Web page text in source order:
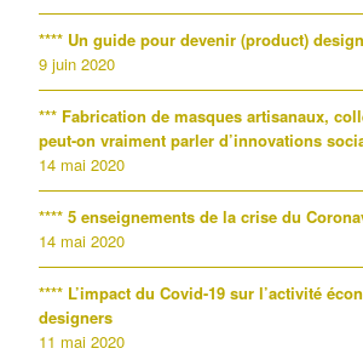
**** Un guide pour devenir (product)
9 juin 2020
*** Fabrication de masques artisanaux,
peut-on vraiment parler d’innovations
14 mai 2020
**** 5 enseignements de la crise du
14 mai 2020
**** L’impact du Covid-19 sur l’activité
designers
11 mai 2020